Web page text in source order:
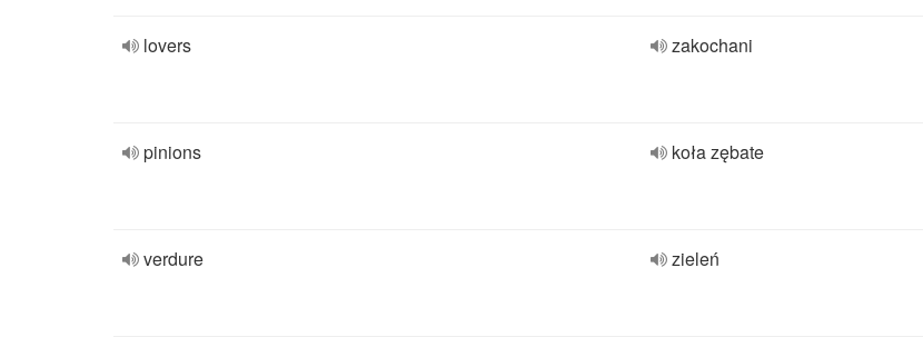
lovers zakochani
pinions koła zębate
verdure zieleń